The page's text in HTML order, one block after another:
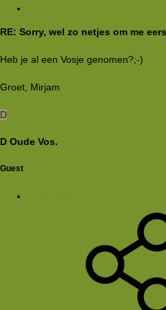
RE: Sorry, wel zo netjes om me
Heb je al een Vosje genomen?;-)
Groet, Mirjam
D
D Oude Vos.
Guest